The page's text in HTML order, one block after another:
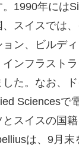
1990年には
、スイスでは
ン、ビルデ
ンフラスト
た。なお、
Sciencesで
スイスの国
は、9月末